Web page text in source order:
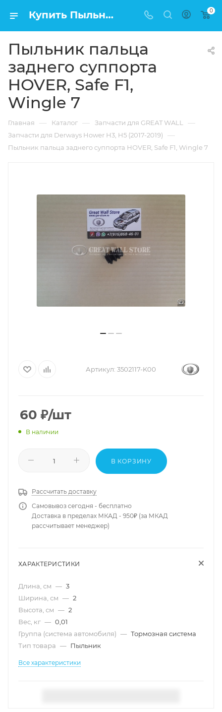
Купить Пыльник пальца заднего суппорта HOVER, Safe F1, Wingle 7 в Москве по низкой цене 0
Пыльник пальца
заднего суппорта
HOVER, Safe F1,
Wingle 7
Главная — Каталог — Запчасти для GREAT WALL —
Запчасти для Derways Hower H3, H5 (2017-2019) —
Пыльник пальца заднего суппорта HOVER, Safe F1, Wingle 7
Артикул: 3502117-K00
60 ₽/шт
В наличии
В КОРЗИНУ
Рассчитать доставку
Самовывоз сегодня - бесплатно
Доставка в пределах МКАД - 950₽ (за МКАД
рассчитывает менеджер)
ХАРАКТЕРИСТИКИ
Длина, см — 3
Ширина, см — 2
Высота, см — 2
Вес, кг — 0,01
Группа (система автомобиля) — Тормозная система
Тип товара — Пыльник
Все характеристики